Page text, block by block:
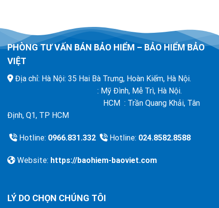
PHÒNG TƯ VẤN BÁN BẢO HIỂM – BẢO HIỂM BẢO
VIỆT
Địa chỉ: Hà Nội: 35 Hai Bà Trưng, Hoàn Kiếm, Hà Nội.
: Mỹ Đình, Mễ Trì, Hà Nội.
HCM : Trần Quang Khải, Tân
Định, Q1, TP HCM
Hotline: 0966.831.332 Hotline: 024.8582.8588
Website: https://baohiem-baoviet.com
LÝ DO CHỌN CHÚNG TÔI